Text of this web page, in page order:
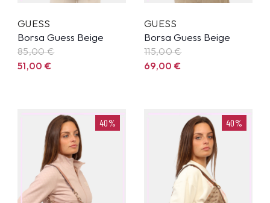
GUESS
Borsa Guess Beige
85,00€
51,00€
GUESS
Borsa Guess Beige
115,00€
69,00€
40% 40%